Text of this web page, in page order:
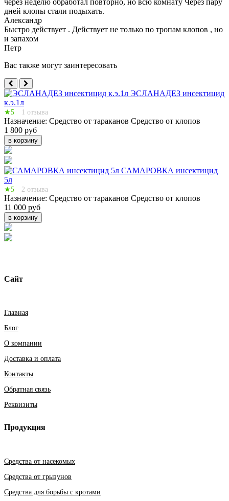
дней клопы стали подыхать.
Александр
Быстро действует . Действует не только по тропам клопов , но
и запахом
Петр
Вас также могут заинтересовать
ЭСЛАНАДЕЗ инсектицид
к.э.1л
★5 1 отзыва
Назначение: Средство от тараканов Средство от клопов
1 800 руб
в корзину
САМАРОВКА инсектицид
5л
★5 2 отзыва
Назначение: Средство от тараканов Средство от клопов
11 000 руб
в корзину
Сайт
Главная
Блог
О компании
Доставка и оплата
Контакты
Обратная связь
Реквизиты
Продукция
Средства от насекомых
Средства от грызунов
Средства для борьбы с кротами